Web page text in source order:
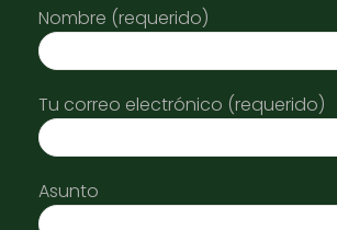
Nombre (requerido)
Tu correo electrónico (requerido)
Asunto